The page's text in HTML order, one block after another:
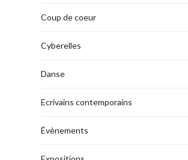
Coup de coeur
Cyberelles
Danse
Ecrivains contemporains
Évènements